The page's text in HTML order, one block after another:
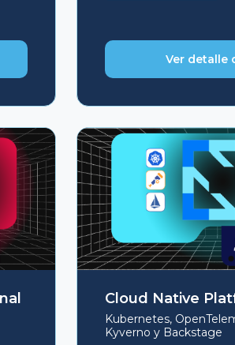
Ver detalle
Cloud Native
Kubernetes,
Kyverno y Backstage